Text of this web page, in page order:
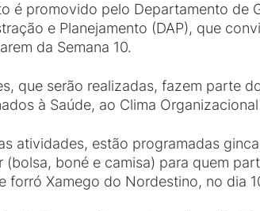
é promovido pelo Departamento de
e Planejamento (DAP), que
da Semana 10.
que serão realizadas, fazem parte
à Saúde, ao Clima
atividades, estão programadas
(bolsa, boné e camisa) para quem
forró Xamego do Nordestino, no dia